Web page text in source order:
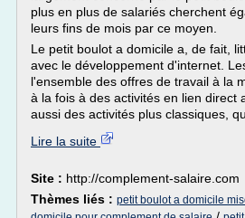
plus en plus de salariés cherchent
leurs fins de mois par ce moyen.
Le petit boulot a domicile a, de fait,
avec le développement d'internet.
l'ensemble des offres de travail à la
à la fois à des activités en lien direct
aussi des activités plus classiques,
Lire la suite
Site : http://complement-salaire.com
Thèmes liés : petit boulot a domicile